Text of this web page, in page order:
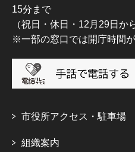
15分まで
（祝日・休日・12月29日か
※一部の窓口では開庁時間
市役所アクセス・駐車場
組織案内